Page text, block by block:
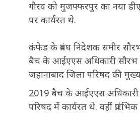
गौरव को मुजफ्फरपुर का नया
पर कार्यरत थे.
कंफेड के प्रबंध निदेशक समीर
बैच के आईएएस अधिकारी सौरभ
जहानाबाद जिला परिषद की
2019 बैच के आईएएस अधिकारी
परिषद में कार्यरत थे. वहीं